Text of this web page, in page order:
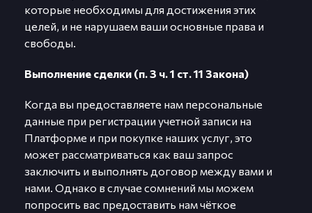
которые необходимы для достижения этих
целей, и не нарушаем ваши основные права и
свободы.
Выполнение сделки (п. 3 ч. 1 ст. 11 Закона)
Когда вы предоставляете нам персональные
данные при регистрации учетной записи на
Платформе и при покупке наших услуг, это
может рассматриваться как ваш запрос
заключить и выполнять договор между вами и
нами. Однако в случае сомнений мы можем
попросить вас предоставить нам чёткое